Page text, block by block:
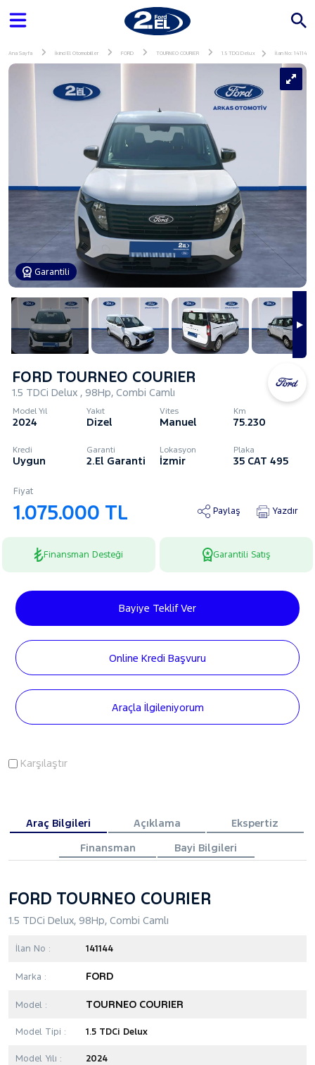
Ana Sayfa İkinci El Otomobiller FORD TOURNEO COURIER 1.5 TDCi Delux İlan No: 141144
Garantili
FORD TOURNEO COURIER
1.5 TDCi Delux , 98Hp, Combi Camlı
Model Yıl
2024
Yakıt
Dizel
Vites
Manuel
Km
75.230
Kredi
Uygun
Garanti
2.El Garanti
Lokasyon
İzmir
Plaka
35 CAT 495
Fiyat
1.075.000 TL Paylaş Yazdır
Finansman Desteği Garantili Satış
Bayiye Teklif Ver
Online Kredi Başvuru
Araçla İlgileniyorum
Karşılaştır
Araç Bilgileri Açıklama
Ekspertiz
Finansman
Bayi Bilgileri
FORD TOURNEO COURIER
1.5 TDCi Delux, 98Hp, Combi Camlı
İlan No : 141144
Marka : FORD
Model : TOURNEO COURIER
Model Tipi : 1.5 TDCi Delux
Model Yılı : 2024